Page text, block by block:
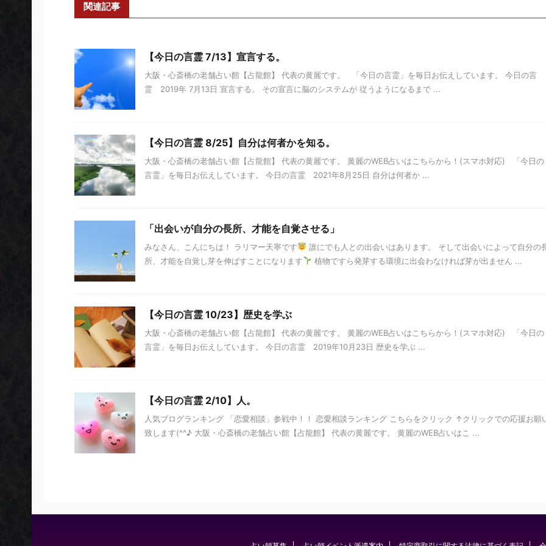
関連記事
【今日の言霊 7/13】宣言する。
大阪・心斎橋の老舗占い館【占龍館】 代表の黄麗です。 「今日の言霊」を毎日お伝えしています。 今日の言
霊 2019年 7月13日 宣言する。 その宣言に脳のシステムが 従うようになるまで ...
【今日の言霊 8/25】自分は何者かを知る。
大阪・心斎橋の老舗占い館【占龍館】 代表の黄麗です。 黄麗のWEB占いはこちらから！(スマホ対応) 「今日の
言霊」を毎日お伝えしています。 今日の言霊 2021年8月25日 自分は何者か ...
「出会いが自分の長所、才能を自覚させる」
みなさん、こんにちは！ ラリマー天寧です
誰にでも人との出会いはあります。 そして出会いによって自分の
所、才能を自覚し芽を伸ばすことになります
植物ですら発芽する環境に出会わなければ芽が出ません ...
【今日の言霊 10/23】歴史を学ぶ
大阪・心斎橋の老舗占い館【占龍館】 代表の黄麗です。 黄麗のWEB占いはこちらから！(スマホ対応) 「今日の
言霊」を毎日お伝えしています。 今日の言霊 2019年10月23日 歴史を学ぶ ...
【今日の言霊 2/10】人。
人気ブログランキング 「恋愛相談」参戦中！！ 恋愛相談ランキング こちらをクリック ↑クリックでの応援お願
致します(^^♪ 大阪・心斎橋の老舗占い館【占龍館】 代表の黄麗です。 黄麗のWEB占いはこ ...